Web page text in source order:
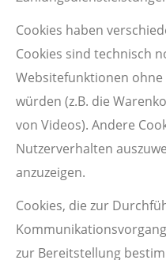
Cookies haben
Cookies sind technisch
Websitefunktionen
würden (z.B. die
von Videos). Andere
Nutzerverhalten
anzuzeigen.
Cookies, die zur
zur Bereitstellung